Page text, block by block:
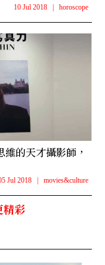
10 Jul 2018 horoscope
維的天才攝影師，
Jul 2018 movies&culture
精彩